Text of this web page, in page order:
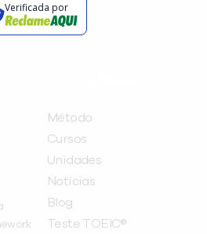
Verificada por
Método
Cursos
Unidades
Notícias
Blog
Teste TOEIC®